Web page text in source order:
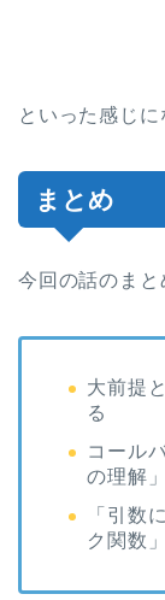
といった感じに
まとめ
今回の話のまと
大前提
る
コール
の理解
「引数
ク関数